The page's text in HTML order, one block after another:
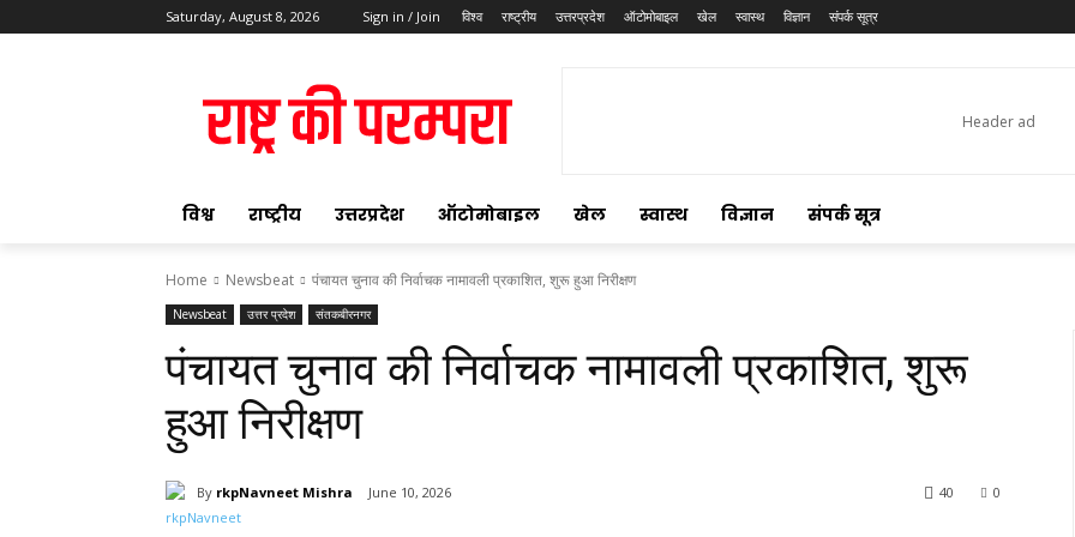
Saturday, August 8, 2026 Sign in / Join विश्व राष्ट्रीय उत्तरप्रदेश ऑटोमोबाइल खेल स्वास्थ विज्ञान संपर्क सूत्र
विश्व राष्ट्रीय उत्तरप्रदेश ऑटोमोबाइल खेल स्वास्थ विज्ञान संपर्क सूत्र
Home Newsbeat पंचायत चुनाव की निर्वाचक नामावली प्रकाशित, शुरू हुआ निरीक्षण
Newsbeat उत्तर प्रदेश संतकबीरनगर
पंचायत चुनाव की निर्वाचक नामावली प्रकाशित, शुरू
हुआ निरीक्षण
By rkpNavneet Mishra June 10, 2026 0
40